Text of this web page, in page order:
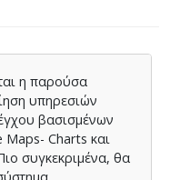
η παρούσα
υπηρεσιών
βασισμένων
Charts και
συγκεκριμένα, θα